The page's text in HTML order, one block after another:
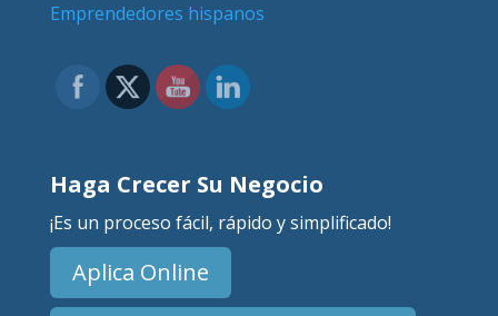
Emprendedores hispanos
Haga Crecer Su Negocio
¡Es un proceso fácil, rápido y simplificado!
Aplica Online